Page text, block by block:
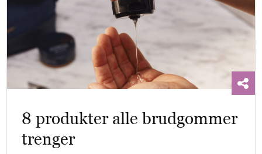
8 produkter alle brudgommer
trenger